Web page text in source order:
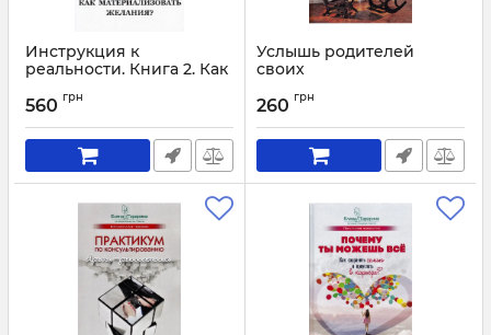
Инструкция к
реальности. Книга 2. Как
желания?
Артикул: 1797
560 грн
Услышь родителей
своих
260 грн